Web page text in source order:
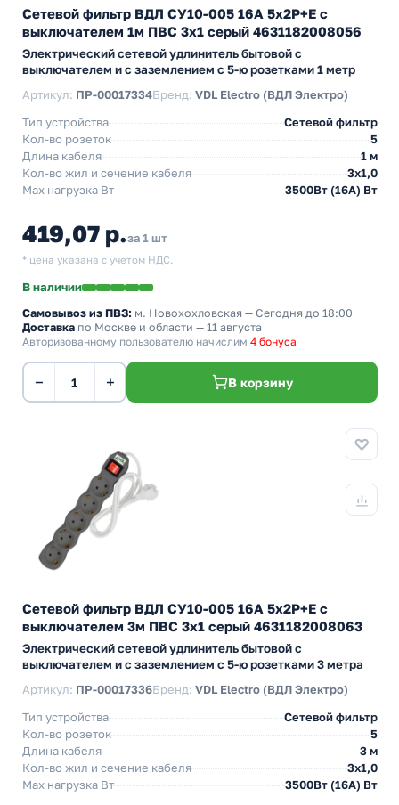
Сетевой фильтр ВДЛ СУ10-005 16А 5х2P+E с
выключателем 1м ПВС 3х1 серый 4631182008056
Электрический сетевой удлинитель бытовой с
выключателем и с заземлением с 5-ю розетками 1 метр
Артикул: ПР-00017334Бренд: VDL Electro (ВДЛ Электро)
Тип устройства
Сетевой фильтр
Кол-во розеток
5
Длина кабеля
1 м
Кол-во жил и сечение кабеля
3х1,0
Max нагрузка Вт
3500Вт (16А) Вт
419,07 р.за 1 шт
* цена указана с учетом НДС.
В наличии
Самовывоз из ПВЗ: м. Новохохловская — Сегодня до 18:00
Доставка по Москве и области — 11 августа
Авторизованному пользователю начислим 4 бонуса
− + В корзину
Сетевой фильтр ВДЛ СУ10-005 16А 5х2P+E с
выключателем 3м ПВС 3х1 серый 4631182008063
Электрический сетевой удлинитель бытовой с
выключателем и с заземлением с 5-ю розетками 3 метра
Артикул: ПР-00017336Бренд: VDL Electro (ВДЛ Электро)
Тип устройства
Сетевой фильтр
Кол-во розеток
5
Длина кабеля
3 м
Кол-во жил и сечение кабеля
3х1,0
Max нагрузка Вт
3500Вт (16А) Вт